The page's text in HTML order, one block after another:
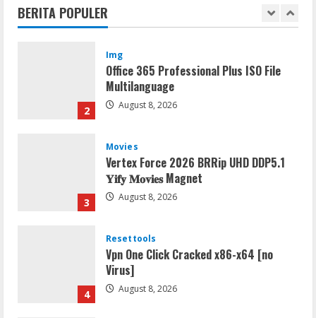
BERITA POPULER
1
2
Img
Office 365 Professional Plus ISO File
Multilanguage
August 8, 2026
3
Movies
Vertex Force 2026 BRRip UHD DDP5.1
𝐘𝐢𝐟𝐲 𝐌𝐨𝐯𝐢𝐞𝐬 Magnet
August 8, 2026
4
Resettools
Vpn One Click Cracked x86-x64 [no
Virus]
August 8, 2026